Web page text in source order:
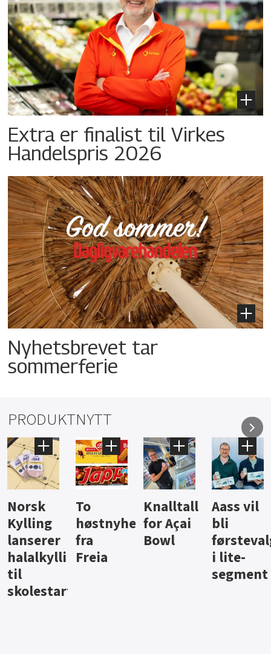
Extra er finalist til Virkes
Handelspris 2026
Nyhetsbrevet tar
sommerferie
PRODUKTNYTT
Knalltall
for Açai
Bowl
Aass vil
bli
førstevalg
i lite-
Brus og
jus fra
Berentsen
Hard
iste fra
Hansa